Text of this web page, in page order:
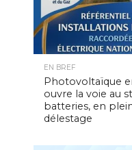
EN BREF
Photovoltaïque
ouvre la voie au
batteries, en
délestage